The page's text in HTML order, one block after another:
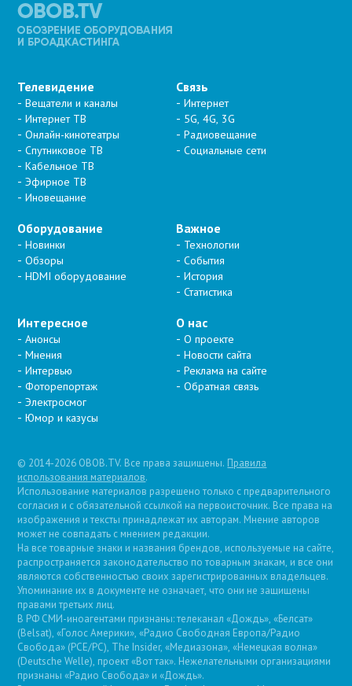
Телевидение
Вещатели и каналы
Интернет ТВ
Онлайн-кинотеатры
Спутниковое ТВ
Кабельное ТВ
Эфирное ТВ
Иновещание
Связь
Интернет
5G, 4G, 3G
Радиовещание
Социальные сети
Оборудование
Новинки
Обзоры
HDMI оборудование
Важное
Технологии
События
История
Статистика
Интересное
Анонсы
Мнения
Интервью
Фоторепортаж
Электросмог
Юмор и казусы
О нас
О проекте
Новости сайта
Реклама на сайте
Обратная связь
© 2014-2026 OBOB.TV. Все права защищены. Правила
использования материалов.
Использование материалов разрешено только с предварительного
согласия и с обязательной ссылкой на первоисточник. Все права на
изображения и тексты принадлежат их авторам. Мнение авторов
может не совпадать с мнением редакции.
На все товарные знаки и названия брендов, используемые на сайте,
распространяется законодательство по товарным знакам, и все они
являются собственностью своих зарегистрированных владельцев.
Упоминание их в документе не означает, что они не защищены
правами третьих лиц.
В РФ СМИ-иноагентами признаны: телеканал «Дождь», «Белсат»
(Belsat), «Голос Америки», «Радио Свободная Европа/Радио
Свобода» (PCE/PC), The Insider, «Медиазона», «Немецкая волна»
(Deutsche Welle), проект «Вот так». Нежелательными организациями
признаны «Радио Свобода» и «Дождь».